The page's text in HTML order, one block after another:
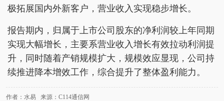
极拓展国内外新客户，营业收入实现稳步增长。
报告期内，归属于上市公司股东的净利润较上年同期
实现大幅增长，主要系营业收入增长有效拉动利润提
升，同时随着产销规模扩大，规模效应显现，公司持
续推进降本增效工作，综合提升了整体盈利能力。
作者：水易 来源：C114通信网